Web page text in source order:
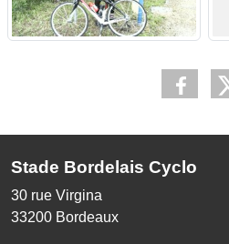
Stade Bordelais Cyclo
30 rue Virgina
33200 Bordeaux